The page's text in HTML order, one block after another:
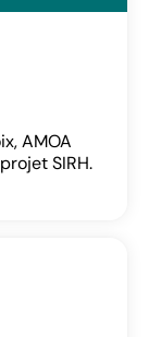
AMOA
SIRH.